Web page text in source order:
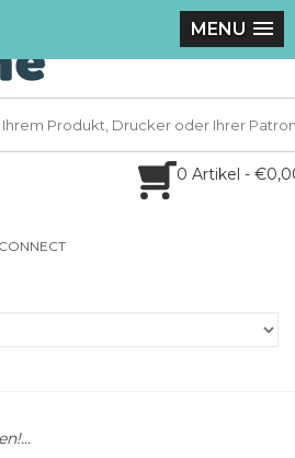
MENU
0 Artikel -